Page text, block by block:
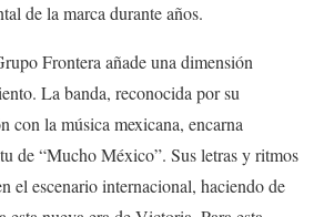
de la marca durante años.
Frontera añade una dimensión
La banda, reconocida por su
con la música mexicana, encarna
de “Mucho México”. Sus letras y ritmos
el escenario internacional, haciendo de